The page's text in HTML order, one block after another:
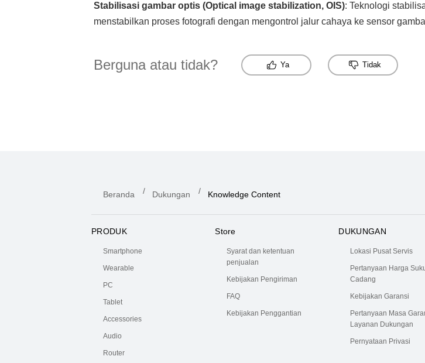
Stabilisasi gambar optis (Optical image stabilization, OIS): Teknologi
menstabilkan proses fotografi dengan mengontrol jalur cahaya ke sensor
Berguna atau tidak? Ya Tidak
Beranda Dukungan Knowledge Content
PRODUK
Smartphone
Wearable
PC
Tablet
Accessories
Audio
Router
Store
Syarat dan ketentuan
penjualan
Kebijakan Pengiriman
FAQ
Kebijakan Penggantian
DUKUNGAN
Lokasi Pusat Servis
Pertanyaan Harga
Cadang
Kebijakan Garansi
Pertanyaan Masa
Layanan Dukungan
Pernyataan Privasi